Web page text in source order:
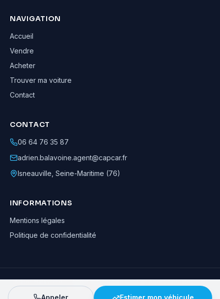
NAVIGATION
Accueil
Vendre
Acheter
Trouver ma voiture
Contact
CONTACT
06 64 76 35 87
adrien.balavoine.agent@capcar.fr
Isneauville Seine-Maritime (76)
INFORMATIONS
Mentions légales
Politique de confidentialité
Adrien Balavoine—Agent automobile CapCar, Agent formateur· ©
· Tous droits réservés
Appeler Estimer mon véhicule